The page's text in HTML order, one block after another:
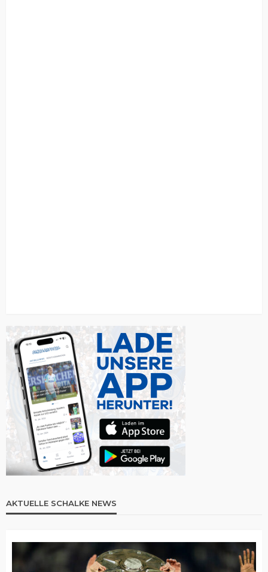
AKTUELLE SCHALKE NEWS